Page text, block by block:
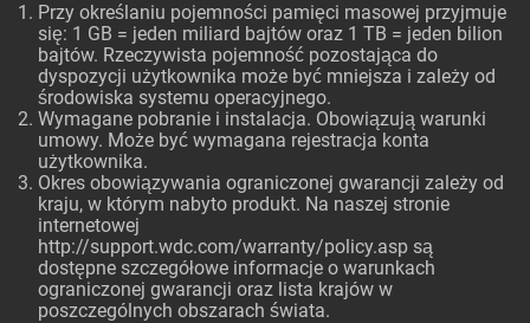
Przy określaniu pojemności pamięci masowej przyjmuje
się: 1 GB = jeden miliard bajtów oraz 1 TB = jeden bilion
bajtów. Rzeczywista pojemność pozostająca do
dyspozycji użytkownika może być mniejsza i zależy od
środowiska systemu operacyjnego.
Wymagane pobranie i instalacja. Obowiązują warunki
umowy. Może być wymagana rejestracja konta
użytkownika.
Okres obowiązywania ograniczonej gwarancji zależy od
kraju, w którym nabyto produkt. Na naszej stronie
internetowej
http://support.wdc.com/warranty/policy.asp są
dostępne szczegółowe informacje o warunkach
ograniczonej gwarancji oraz lista krajów w
poszczególnych obszarach świata.